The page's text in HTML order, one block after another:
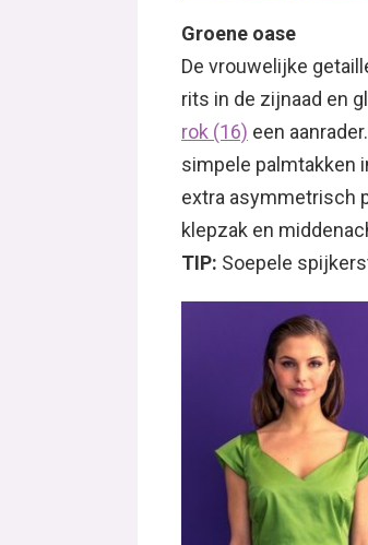
Groene oase
De vrouwelijke
rits in de zijnaad en
rok (16) een
simpele palmtakken
extra asymmetrisch
klepzak en
TIP: Soepele